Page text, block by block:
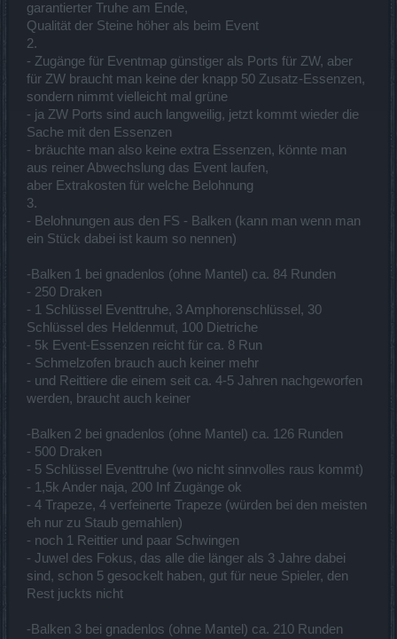
garantierter Truhe am Ende,
Qualität der Steine höher als beim Event
2.
- Zugänge für Eventmap günstiger als Ports für ZW, aber
für ZW braucht man keine der knapp 50 Zusatz-Essenzen,
sondern nimmt vielleicht mal grüne
- ja ZW Ports sind auch langweilig, jetzt kommt wieder die
Sache mit den Essenzen
- bräuchte man also keine extra Essenzen, könnte man
aus reiner Abwechslung das Event laufen,
aber Extrakosten für welche Belohnung
3.
- Belohnungen aus den FS - Balken (kann man wenn man
ein Stück dabei ist kaum so nennen)
-Balken 1 bei gnadenlos (ohne Mantel) ca. 84 Runden
- 250 Draken
- 1 Schlüssel Eventtruhe, 3 Amphorenschlüssel, 30
Schlüssel des Heldenmut, 100 Dietriche
- 5k Event-Essenzen reicht für ca. 8 Run
- Schmelzofen brauch auch keiner mehr
- und Reittiere die einem seit ca. 4-5 Jahren nachgeworfen
werden, braucht auch keiner
-Balken 2 bei gnadenlos (ohne Mantel) ca. 126 Runden
- 500 Draken
- 5 Schlüssel Eventtruhe (wo nicht sinnvolles raus kommt)
- 1,5k Ander naja, 200 Inf Zugänge ok
- 4 Trapeze, 4 verfeinerte Trapeze (würden bei den meisten
eh nur zu Staub gemahlen)
- noch 1 Reittier und paar Schwingen
- Juwel des Fokus, das alle die länger als 3 Jahre dabei
sind, schon 5 gesockelt haben, gut für neue Spieler, den
Rest juckts nicht
-Balken 3 bei gnadenlos (ohne Mantel) ca. 210 Runden